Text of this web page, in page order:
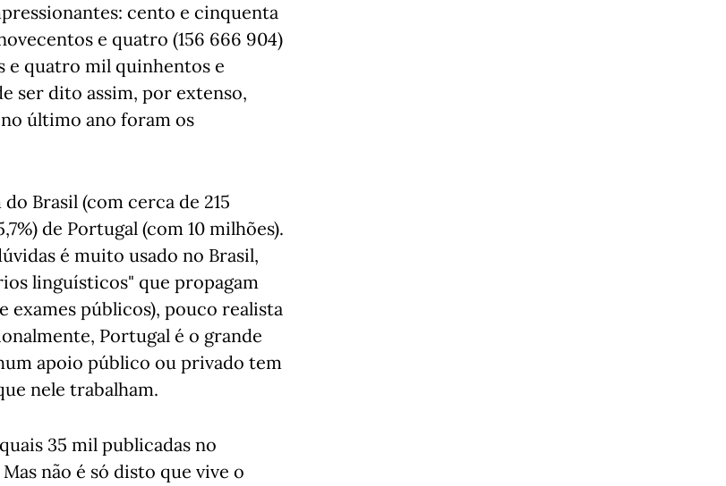
cento e cinquenta
e quatro (156 666 904)
e quatro mil quinhentos e
ser dito assim, por extenso,
último ano foram os
Brasil (com cerca de 215
de Portugal (com 10 milhões).
é muito usado no Brasil,
linguísticos" que propagam
exames públicos), pouco realista
Portugal é o grande
apoio público ou privado tem
nele trabalham.
35 mil publicadas no
não é só disto que vive o